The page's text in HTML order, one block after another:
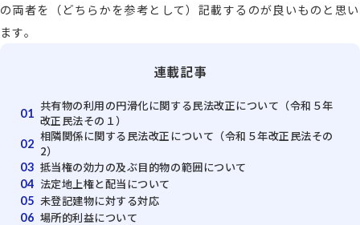
の両者を（どちらかを参考として）記載するのが良いものと思い
ます。
連載記事
01 共有物の利用の円滑化に関する民法改正について（令和５年
改正民法その１）
02 相隣関係に関する民法改正について（令和５年改正民法その
2）
03 抵当権の効力の及ぶ目的物の範囲について
04 法定地上権と配当について
05 未登記建物に対する対応
06 場所的利益について